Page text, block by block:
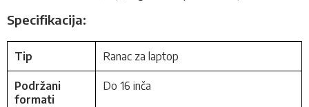
Specifikacija:
Tip Ranac za laptop
Podržani
formati
Do 16 inča